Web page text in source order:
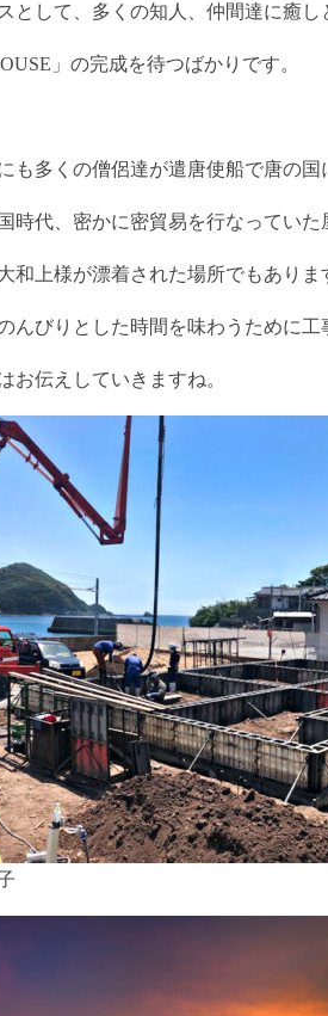
として、多くの知人、仲間達に癒
」の完成を待つばかりです。
も多くの僧侶達が遣唐使船で唐の国
時代、密かに密貿易を行なっていた
和上様が漂着された場所でもありま
んびりとした時間を味わうために工
お伝えしていきますね。